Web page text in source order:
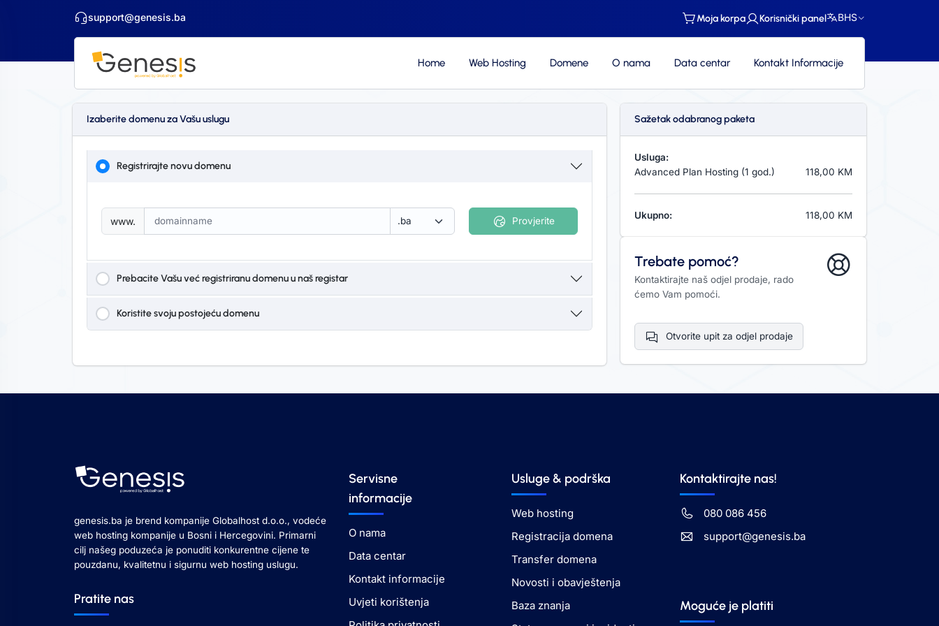
support@genesis.ba Moja korpa Korisnički panel BHS
Home Web Hosting Domene O nama Data centar Kontakt Informacije
Izaberite domenu za Vašu uslugu
Registrirajte novu domenu
www. Provjerite
Prebacite Vašu već registriranu domenu u naš registar
Koristite svoju postojeću domenu
Sažetak odabranog paketa
Usluga:
Advanced Plan Hosting (1 god.)
118,00 KM
Ukupno: 118,00 KM
Trebate pomoć?
Kontaktirajte naš odjel prodaje, rado
ćemo Vam pomoći.
Otvorite upit za odjel prodaje
genesis.ba je brend kompanije Globalhost d.o.o., vodeće
web hosting kompanije u Bosni i Hercegovini. Primarni
cilj našeg poduzeća je ponuditi konkurentne cijene te
pouzdanu, kvalitetnu i sigurnu web hosting uslugu.
Pratite nas
Servisne
informacije
O nama
Data centar
Kontakt informacije
Uvjeti korištenja
Usluge & podrška
Web hosting
Registracija domena
Transfer domena
Novosti i obavještenja
Baza znanja
Kontaktirajte nas!
080 086 456
support@genesis.ba
Moguće je platiti